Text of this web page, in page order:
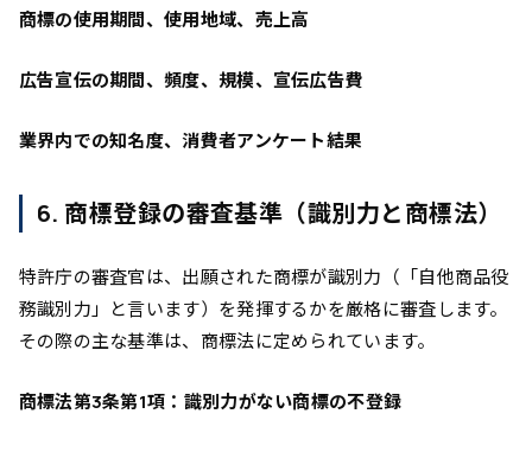
商標の使用期間、使用地域、売上高
広告宣伝の期間、頻度、規模、宣伝広告費
業界内での知名度、消費者アンケート結果
6. 商標登録の審査基準（識別力と商標法）
特許庁の審査官は、出願された商標が識別力（「自他商品役
務識別力」と言います）を発揮するかを厳格に審査します。
その際の主な基準は、商標法に定められています。
商標法第3条第1項：識別力がない商標の不登録